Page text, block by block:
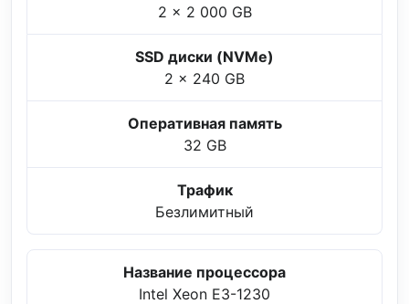
2 x 2 000 GB
SSD диски (NVMe)
2 x 240 GB
Оперативная память
32 GB
Трафик
Безлимитный
Название процессора
Intel Xeon E3-1230